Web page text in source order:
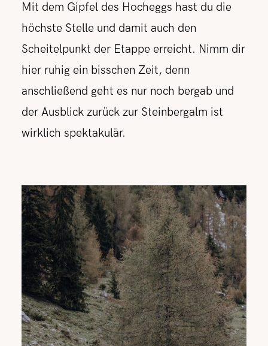
Mit dem Gipfel des Hocheggs hast du die
höchste Stelle und damit auch den
Scheitelpunkt der Etappe erreicht. Nimm dir
hier ruhig ein bisschen Zeit, denn
anschließend geht es nur noch bergab und
der Ausblick zurück zur Steinbergalm ist
wirklich spektakulär.